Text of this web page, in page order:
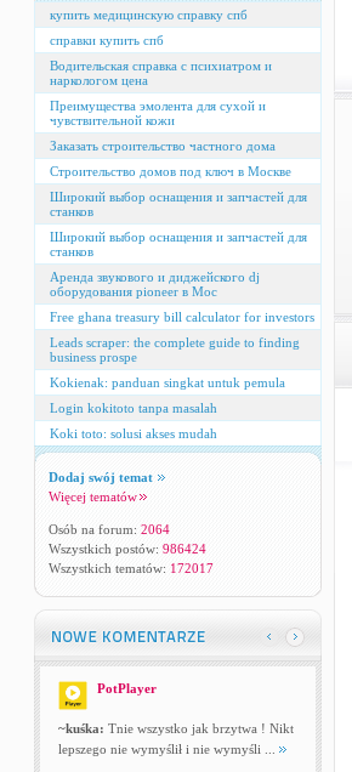
купить медицинскую справку спб
справки купить спб
Водительская справка с психиатром и
наркологом цена
Преимущества эмолента для сухой и
чувствительной кожи
Заказать строительство частного дома
Строительство домов под ключ в Москве
Широкий выбор оснащения и запчастей для
станков
Широкий выбор оснащения и запчастей для
станков
Аренда звукового и диджейского dj
оборудования pioneer в Мос
Free ghana treasury bill calculator for investors
Leads scraper: the complete guide to finding
business prospe
Kokienak: panduan singkat untuk pemula
Login kokitoto tanpa masalah
Koki toto: solusi akses mudah
Dodaj swój temat
Więcej tematów
Osób na forum: 2064
Wszystkich postów: 986424
Wszystkich tematów: 172017
PotPlayer
~kuśka: Tnie wszystko jak brzytwa ! Nikt
lepszego nie wymyślił i nie wymyśli ...